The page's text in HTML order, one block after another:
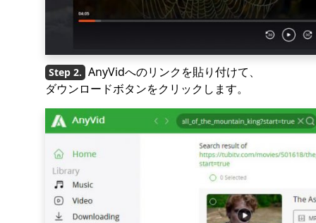
AnyVidへのリンクを貼り付けて、
ダウンロードボタンをクリックします。